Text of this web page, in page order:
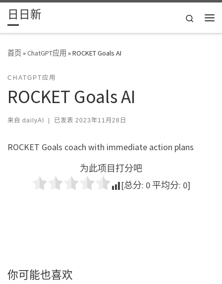
Skip to content
日日新
Search
首页»ChatGPT应用 »ROCKET Goals AI
CHATGPT应用
ROCKET Goals AI
来自 dailyAI | 已发表 2023年11月28日
ROCKET Goals coach with immediate action plans
为此项目打分吧
[总分: 0 平均分: 0]
你可能也喜欢